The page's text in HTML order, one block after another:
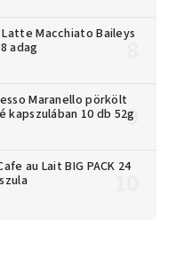
Latte Macchiato Baileys
adag
Maranello pörkölt
kapszulában 10 db 52g
au Lait BIG PACK 24